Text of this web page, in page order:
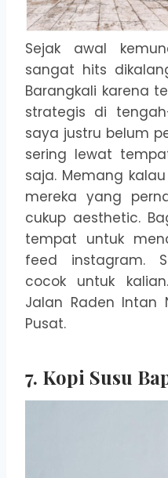
Sejak awal
sangat hits
Barangkali karena
strategis di
saya justru belum
sering lewat
saja. Memang
mereka yang
cukup aesthetic.
tempat untuk
feed instagram.
cocok untuk
Jalan Raden Intan
Pusat.
7. Kopi Susu